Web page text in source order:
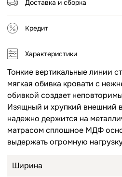
Доставка и сборка
Кредит
Характеристики
Тонкие вертикальные линии
мягкая обивка кровати с
обивкой создает
Изящный и хрупкий внешний
надежно держится на
матрасом сплошное МДФ
выдержать огромную
Ширина
Спальные гарнитуры
Прикроватные тумбы
Туалетные столики
Пуфы
Товары для сна
Подушки
Топперы